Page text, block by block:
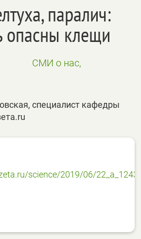
паралич:
опасны клещи
СМИ о нас,
специалист кафедры
science/2019/06/